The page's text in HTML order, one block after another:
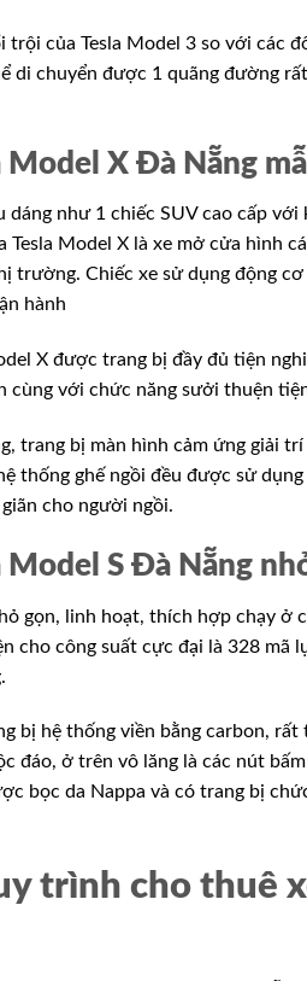
của Tesla Model 3 so với các
di chuyển được 1 quãng đường
Model X Đà Nẵng
dáng như 1 chiếc SUV cao cấp
Model X là xe mở cửa hình
trường. Chiếc xe sử dụng động
hành
X được trang bị đầy đủ tiện
cùng với chức năng sưởi thuện
trang bị màn hình cảm ứng giải
thống ghế ngồi đều được sử
cho người ngồi.
Model S Đà Nẵng
gọn, linh hoạt, thích hợp chạy
cho công suất cực đại là 328 mã
bị hệ thống viền bằng carbon,
đáo, ở trên vô lăng là các nút
bọc da Nappa và có trang bị
trình cho thuê